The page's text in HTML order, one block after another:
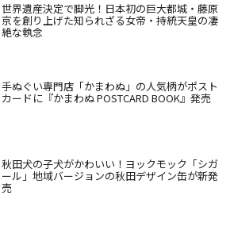
世界遺産決定で脚光！日本初の巨大都城・藤原
京を創り上げた知られざる女帝・持統天皇の凄
絶な執念
手ぬぐい専門店「かまわぬ」の人気柄がポスト
カードに『かまわぬ POSTCARD BOOK』発売
秋田犬の子犬がかわいい！ヨックモック「シガ
ール」地域バージョンの秋田デザイン缶が新発
売